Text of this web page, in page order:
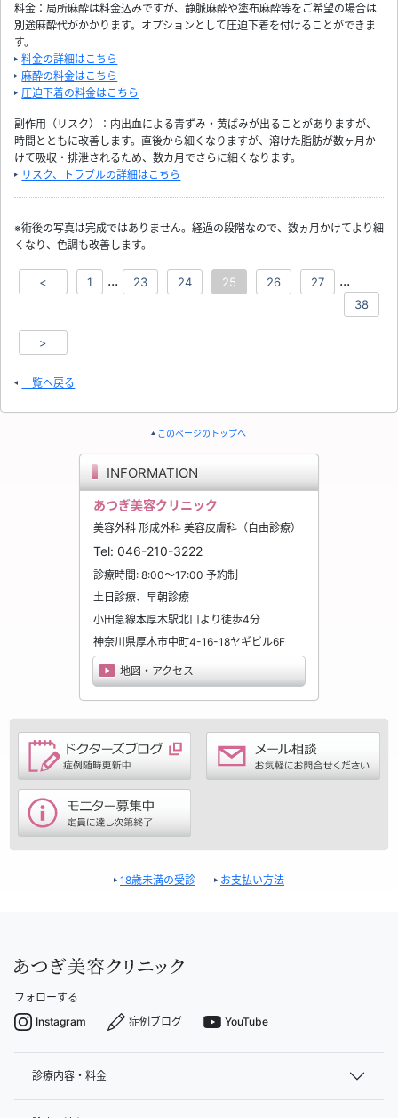
料金：局所麻酔は料金込みですが、静脈麻酔や塗布麻酔等をご希望の場合は
別途麻酔代がかかります。オプションとして圧迫下着を付けることができま
す。
料金の詳細はこちら
麻酔の料金はこちら
圧迫下着の料金はこちら
副作用（リスク）：内出血による青ずみ・黄ばみが出ることがありますが、
時間とともに改善します。直後から細くなりますが、溶けた脂肪が数ヶ月か
けて吸収・排泄されるため、数カ月でさらに細くなります。
リスク、トラブルの詳細はこちら
※術後の写真は完成ではありません。経過の段階なので、数ヵ月かけてより細
くなり、色調も改善します。
< 1 ... 23 24 25 26 27 ...
38
>
一覧へ戻る
このページのトップへ
INFORMATION
あつぎ美容クリニック
美容外科 形成外科 美容皮膚科（自由診療）
Tel: 046-210-3222
診療時間: 8:00～17:00 予約制
土日診療、早朝診療
小田急線本厚木駅北口より徒歩4分
神奈川県厚木市中町4-16-18ヤギビル6F
地図・アクセス
18歳未満の受診 お支払い方法
フォローする
Instagram
症例ブログ YouTube
診療内容・料金